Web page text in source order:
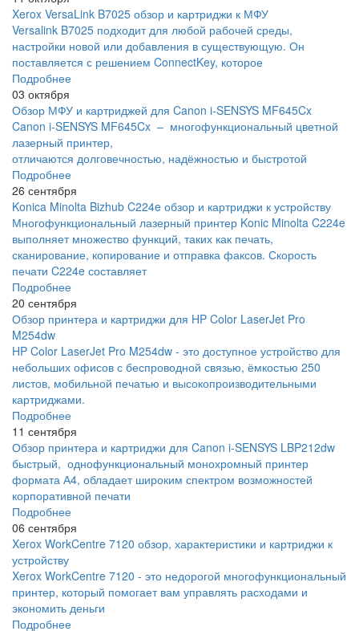
Xerox VersaLink B7025 обзор и картриджи к МФУ
Versalink B7025 подходит для любой рабочей среды,
настройки новой или добавления в существующую. Он
поставляется с решением ConnectKey, которое
Подробнее
03 октября
Обзор МФУ и картриджей для Canon i-SENSYS MF645Cx
Canon i-SENSYS MF645Cx – многофункциональный цветной
лазерный принтер,
отличаются долговечностью, надёжностью и быстротой
Подробнее
26 сентября
Konica Minolta Bizhub C224e обзор и картриджи к устройству
Многофункциональный лазерный принтер Konic Minolta C224e
выполняет множество функций, таких как печать,
сканирование, копирование и отправка факсов. Скорость
печати C224e составляет
Подробнее
20 сентября
Обзор принтера и картриджи для HP Color LaserJet Pro
M254dw
HP Color LaserJet Pro M254dw - это доступное устройство для
небольших офисов с беспроводной связью, ёмкостью 250
листов, мобильной печатью и высокопроизводительными
картриджами.
Подробнее
11 сентября
Обзор принтера и картриджи для Canon i-SENSYS LBP212dw
быстрый, однофункциональный монохромный принтер
формата А4, обладает широким спектром возможностей
корпоративной печати
Подробнее
06 сентября
Xerox WorkCentre 7120 обзор, характеристики и картриджи к
устройству
Xerox WorkCentre 7120 - это недорогой многофункциональный
принтер, который помогает вам управлять расходами и
экономить деньги
Подробнее